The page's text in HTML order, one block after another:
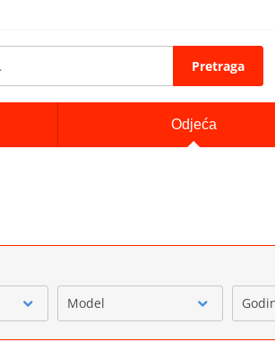
Pretraga
Odjeća
Model